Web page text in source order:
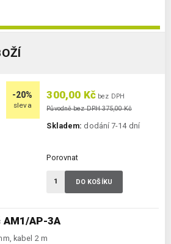
-20%
sleva
AP-3A
kabel 2 m
300,00 Kč bez DPH
Původně bez DPH 375,00 Kč
Skladem: dodání 7-14 dní
Porovnat
DO KOŠÍKU